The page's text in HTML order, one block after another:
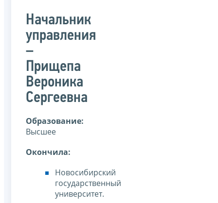
Начальник
управления
–
Прищепа
Вероника
Сергеевна
Образование:
Высшее
Окончила:
Новосибирский
государственный
университет.